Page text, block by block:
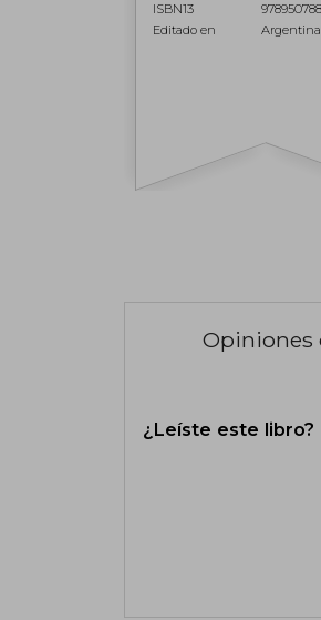
ISBN13
Editado en
Argentina
Opiniones
¿Leíste este libro?